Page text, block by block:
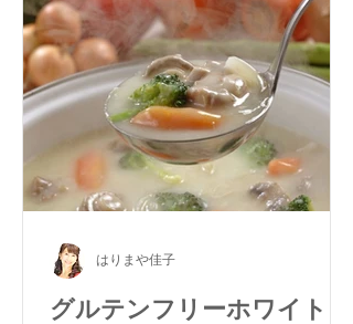
グルテンフリーホワイトシ
はりまや佳子